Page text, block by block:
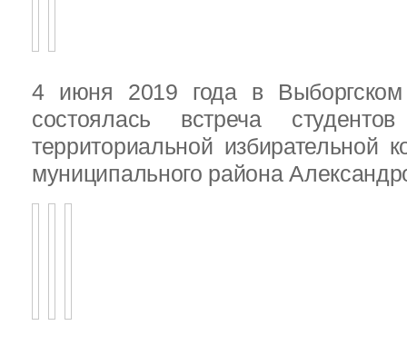
4 июня 2019 года в
состоялась встреча
территориальной избирательной
муниципального района